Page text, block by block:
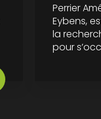
Perrier
Eybens,
la
pour